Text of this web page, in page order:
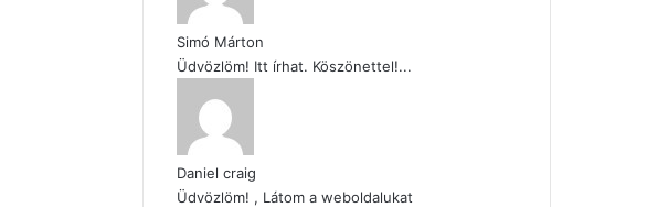
Simó Márton
Üdvözlöm! Itt írhat. Köszönettel!...
Daniel craig
Üdvözlöm! , Látom a weboldalukat